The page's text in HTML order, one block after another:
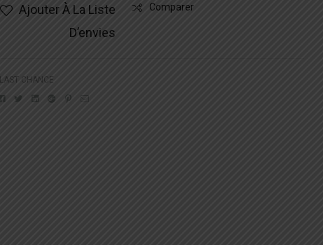
Ajouter À La Liste
D’envies
Comparer
LAST CHANCE
FacebookTwitterLinkedinGoogle+Pinterest